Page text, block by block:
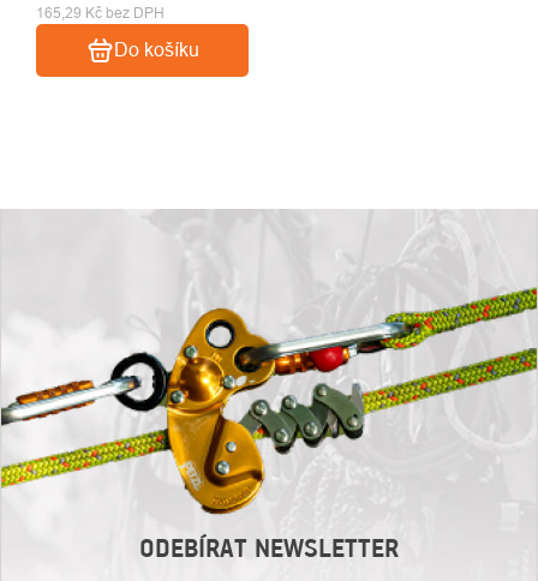
165,29 Kč bez DPH
Do košíku
ODEBÍRAT NEWSLETTER